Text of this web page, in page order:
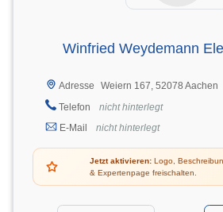
Winfried Weydemann
Adresse
Weiern 167, 52078 Aachen
Telefon
nicht hinterlegt
E-Mail
nicht hinterlegt
Jetzt aktivieren: Logo,
& Expertenpage freischalten.